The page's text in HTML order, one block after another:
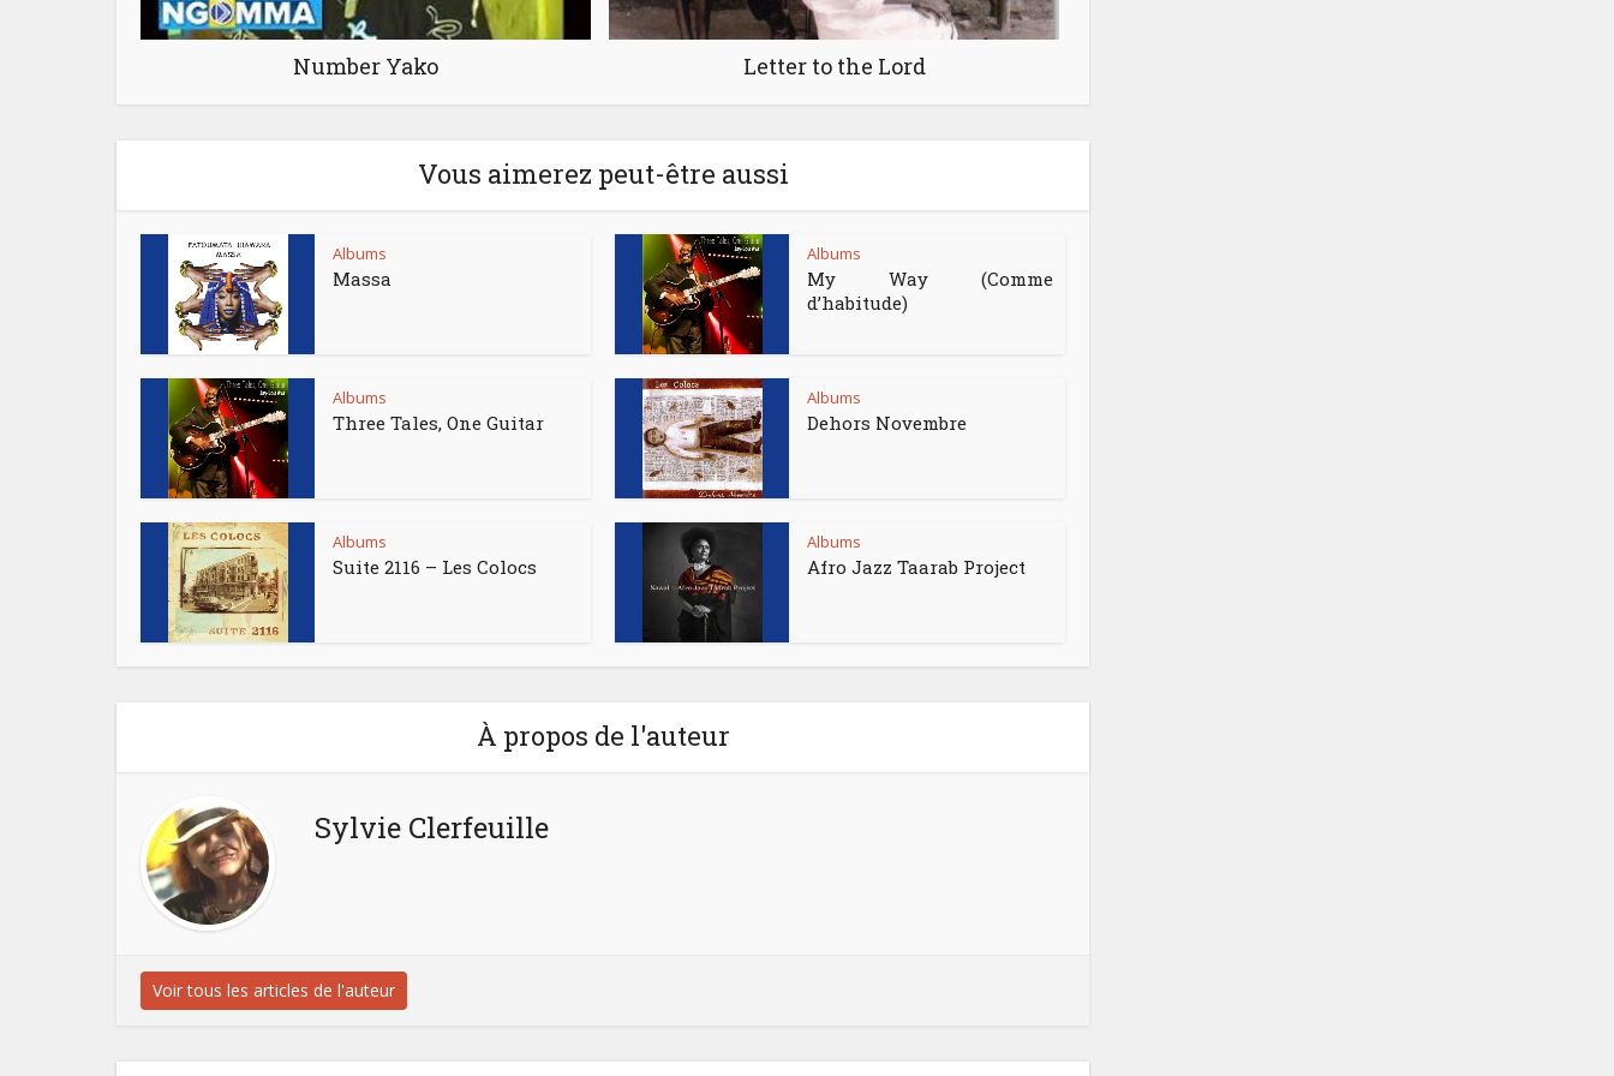
Number Yako Letter to the Lord
Vous aimerez peut-être aussi
Albums
Massa
Albums
My Way (Comme
d’habitude)
Albums
Three Tales, One Guitar
Albums
Dehors Novembre
Albums
Suite 2116 – Les Colocs
Albums
Afro Jazz Taarab Project
À propos de l'auteur
Sylvie Clerfeuille
Voir tous les articles de l'auteur